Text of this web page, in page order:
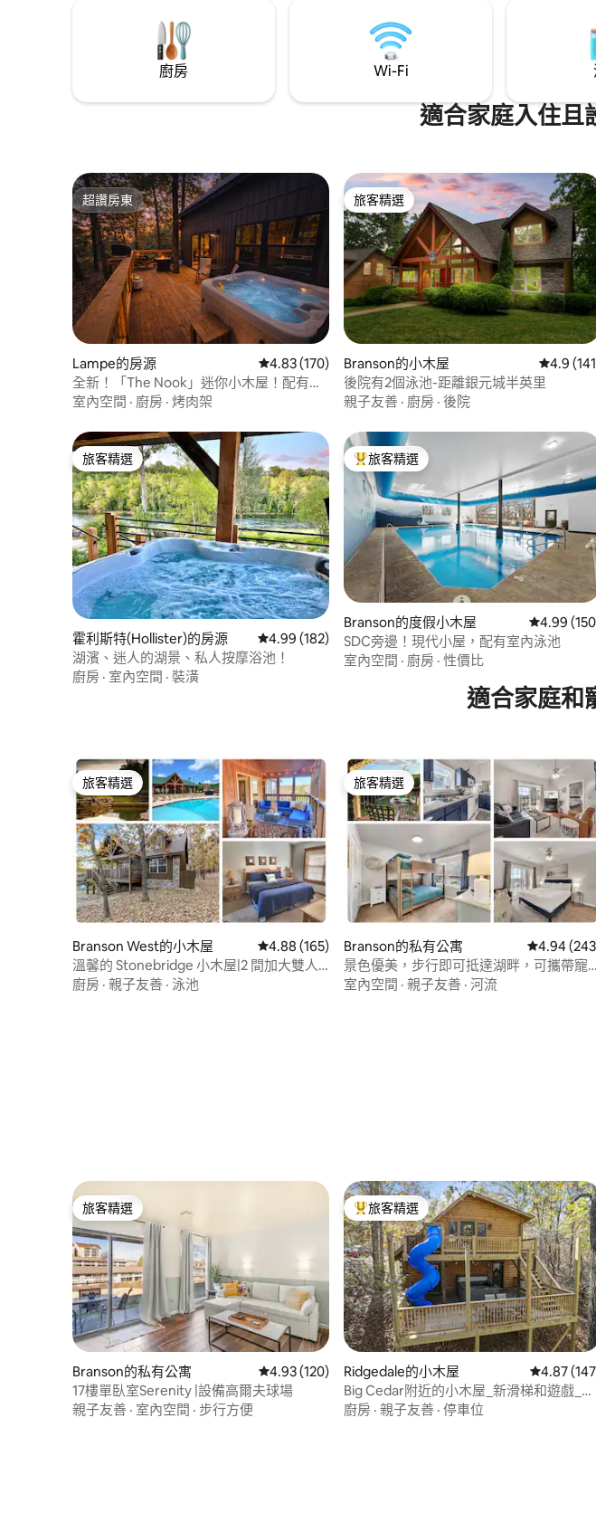
廚房 Wi-Fi
適合家庭入住且
超讚房東
超讚房東
Lampe的房源 從 170 則評價中獲得 4.83 的平均評分（滿分 5 分）
4.83 (170)
全新！「The Nook」迷你小木屋！配有私
人按摩浴池！
室內空間 · 廚房 · 烤肉架
旅客精選
旅客精選
Branson的小木屋 從 141
4.9
後院有2個泳池-距離銀元城半英里
親子友善 · 廚房 · 後院
旅客精選
旅客精選
霍利斯特(Hollister)的房源 從 182 則評價中獲得 4.99 的平均評分（滿分 5 分）
4.99 (182)
湖濱、迷人的湖景、私人按摩浴池！
廚房 · 室內空間 · 裝潢
旅客精選榜首
旅客精選
Branson的度假小木屋 從 150 則
4.99
SDC旁邊！現代小屋，配有室內泳池
室內空間 · 廚房 · 性價比
適合家庭和
旅客精選
旅客精選
Branson West的小木屋 從 165 則評價中獲得 4.88 的平均評分（滿分 5 分）
4.88 (165)
溫馨的 Stonebridge 小木屋|2 間加大雙人
床套房，配備暖氣門廊
廚房 · 親子友善 · 泳池
旅客精選
旅客精選
Branson的私有公寓 從 243 則
4.94
景色優美，步行即可抵達湖畔，可攜帶寵
物，靠近 SDC！
室內空間 · 親子友善 · 河流
旅客精選
旅客精選
Branson的私有公寓 從 120 則評價中獲得 4.93 的平均評分（滿分 5 分）
4.93 (120)
17樓單臥室Serenity |設備高爾夫球場
親子友善 · 室內空間 · 步行方便
旅客精選榜首
旅客精選
Ridgedale的小木屋 從 147 則
4.87
Big Cedar附近的小木屋_新滑梯和遊戲_熱
水浴缸
廚房 · 親子友善 · 停車位